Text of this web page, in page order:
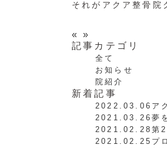
それがアクア整骨院
«
»
記事カテゴリ
全て
お知らせ
院紹介
新着記事
2022.03.06 ア
2021.03.26 夢
2021.02.28 第
2021.02.25 プ